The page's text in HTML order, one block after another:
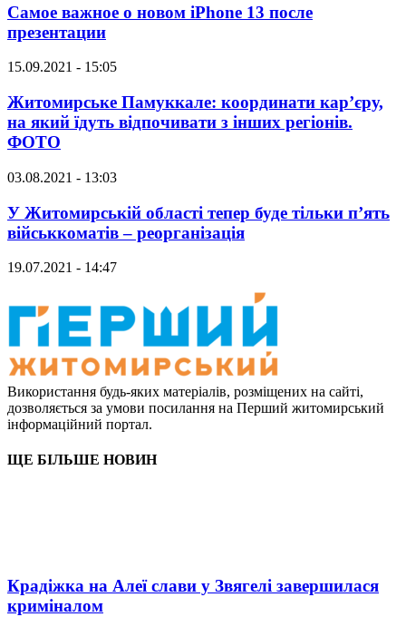
Самое важное о новом iPhone 13 после
презентации
15.09.2021 - 15:05
Житомирське Памуккале: координати кар’єру,
на який їдуть відпочивати з інших регіонів.
ФОТО
03.08.2021 - 13:03
У Житомирській області тепер буде тільки п’ять
військкоматів – реорганізація
19.07.2021 - 14:47
Використання будь-яких матеріалів, розміщених на сайті,
дозволяється за умови посилання на Перший житомирський
інформаційний портал.
ЩЕ БІЛЬШЕ НОВИН
Крадіжка на Алеї слави у Звягелі завершилася
криміналом